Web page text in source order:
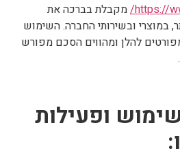
https:// מקבלת בברכה את
ובשירותי החברה. השימוש
להלן ומהווים הסכם מפורש
ופעילות